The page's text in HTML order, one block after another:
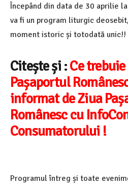
Începând din data de 30 aprilie
va fi un program liturgic
moment istoric și totodată unic!!
Citește și :Ce
Pașaportul
informat de Ziua
Românesc cu
Consumatorului !
Programul întreg și toate